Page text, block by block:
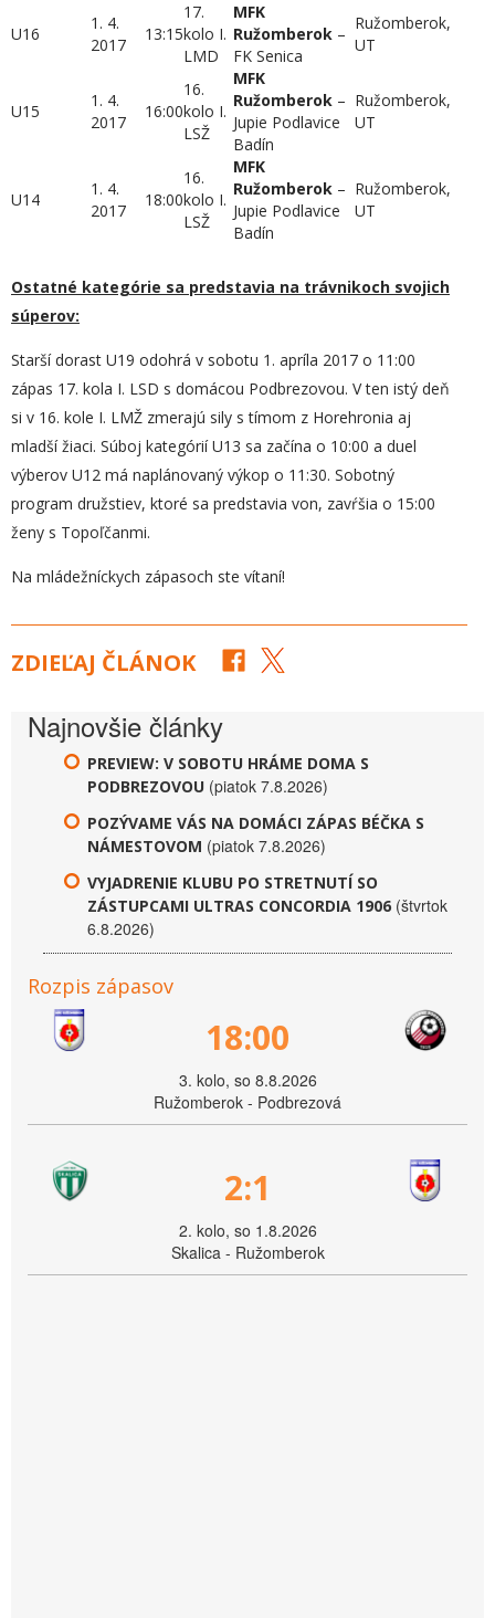
U16
1. 4.
2017
13:15
17.
kolo I.
LMD
MFK
Ružomberok –
FK Senica
Ružomberok,
UT
U15
1. 4.
2017
16:00
16.
kolo I.
LSŽ
MFK
Ružomberok –
Jupie Podlavice
Badín
Ružomberok,
UT
U14
1. 4.
2017
18:00
16.
kolo I.
LSŽ
MFK
Ružomberok –
Jupie Podlavice
Badín
Ružomberok,
UT
Ostatné kategórie sa predstavia na trávnikoch svojich
súperov:
Starší dorast U19 odohrá v sobotu 1. apríla 2017 o 11:00
zápas 17. kola I. LSD s domácou Podbrezovou. V ten istý deň
si v 16. kole I. LMŽ zmerajú sily s tímom z Horehronia aj
mladší žiaci. Súboj kategórií U13 sa začína o 10:00 a duel
výberov U12 má naplánovaný výkop o 11:30. Sobotný
program družstiev, ktoré sa predstavia von, zavŕšia o 15:00
ženy s Topoľčanmi.
Na mládežníckych zápasoch ste vítaní!
ZDIEĽAJ ČLÁNOK
Najnovšie články
PREVIEW: V SOBOTU HRÁME DOMA S
PODBREZOVOU (piatok 7.8.2026)
POZÝVAME VÁS NA DOMÁCI ZÁPAS BÉČKA S
NÁMESTOVOM (piatok 7.8.2026)
VYJADRENIE KLUBU PO STRETNUTÍ SO
ZÁSTUPCAMI ULTRAS CONCORDIA 1906 (štvrtok
6.8.2026)
Rozpis zápasov
18:00
3. kolo, so 8.8.2026
Ružomberok - Podbrezová
2:1
2. kolo, so 1.8.2026
Skalica - Ružomberok